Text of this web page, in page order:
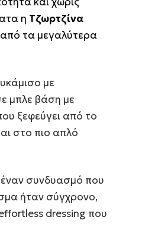
η Τζωρτζίνα
τα μεγαλύτερα
με
μπλε βάση με
ξεφεύγει από το
στο πιο απλό
έναν συνδυασμό που
ήταν σύγχρονο,
dressing που